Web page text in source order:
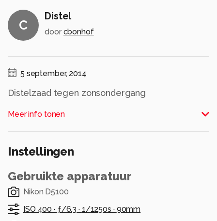
C
Distel
door cbonhof
5 september, 2014
Distelzaad tegen zonsondergang
Alle rechten voorbehouden
Meer info tonen
Instellingen
Gebruikte apparatuur
Nikon D5100
ISO 400 · ƒ/6.3 · 1/1250s · 90mm